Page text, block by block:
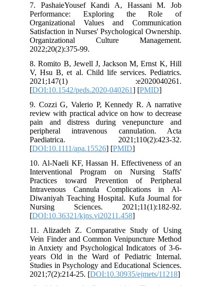
7. PashaieYousef Kandi A,
Performance: Exploring the
Organizational Values and
Satisfaction in Nurses' Psychological
Organizational Culture
8. Romito B, Jewell J, Jackson M,
V, Hsu B, et al. Child life services.
2021;147(1)
[DOI:10.1542/peds.2020-040261
9. Cozzi G, Valerio P, Kennedy R. A
review with practical advice on how to
pain and distress during
peripheral intravenous
Paediatrica.
[DOI:10.1111/apa.15526
10. Al-Naeli KF, Hassan H.
Interventional Program on
Practices toward Prevention of
Intravenous Cannula
Diwaniyah Teaching Hospital. Kufa
Nursing Sciences.
[DOI:10.36321/kjns.vi20211.458
11. Alizadeh Z. Comparative Study
Vein Finder and Common
in Anxiety and Psychological
years Old in the Ward of Pediatric
Studies in Psychology and Educational
2021;7(2):214-25. [DOI:10.30935/